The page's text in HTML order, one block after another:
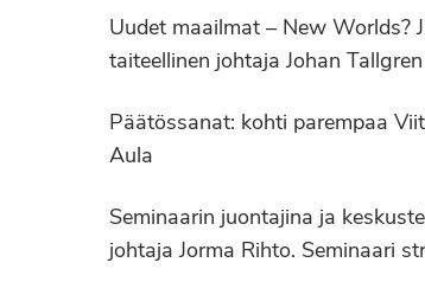
Uudet maailmat – New Worlds?
taiteellinen johtaja Johan Tallgren
Päätössanat: kohti parempaa
Aula
Seminaarin juontajina ja
johtaja Jorma Rihto. Seminaari